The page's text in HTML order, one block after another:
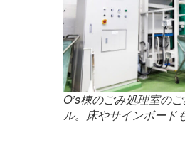
O’s棟のごみ処理室の
ル。床やサインボード